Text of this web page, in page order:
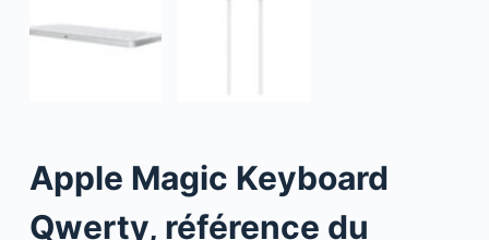
Apple Magic Keyboard
Qwerty, référence du